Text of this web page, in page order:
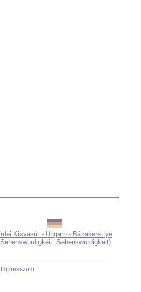
Kisvasút - Ungarn - Bázakerettye
Sehenswürdigkeit)
Impresszum